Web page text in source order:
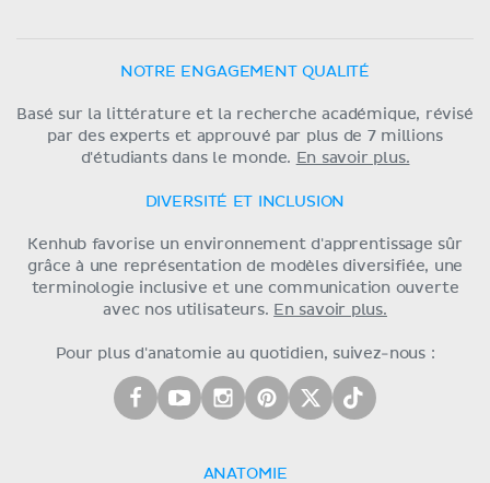
NOTRE ENGAGEMENT QUALITÉ
Basé sur la littérature et la recherche académique, révisé
par des experts et approuvé par plus de 7 millions
d'étudiants dans le monde. En savoir plus.
DIVERSITÉ ET INCLUSION
Kenhub favorise un environnement d'apprentissage sûr
grâce à une représentation de modèles diversifiée, une
terminologie inclusive et une communication ouverte
avec nos utilisateurs. En savoir plus.
Pour plus d'anatomie au quotidien, suivez-nous :
ANATOMIE